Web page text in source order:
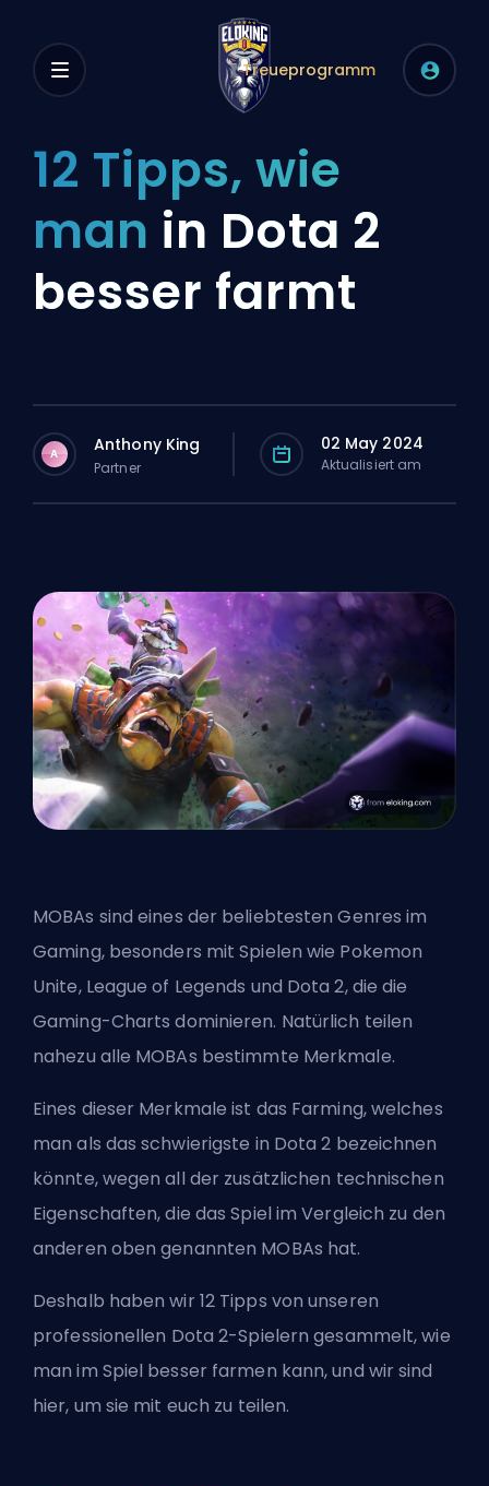
Treueprogramm
12 Tipps, wie
man in Dota 2
besser farmt
A Anthony King
Partner
02 May 2024
Aktualisiert am
MOBAs sind eines der beliebtesten Genres im
Gaming, besonders mit Spielen wie Pokemon
Unite, League of Legends und Dota 2, die die
Gaming-Charts dominieren. Natürlich teilen
nahezu alle MOBAs bestimmte Merkmale.
Eines dieser Merkmale ist das Farming, welches
man als das schwierigste in Dota 2 bezeichnen
könnte, wegen all der zusätzlichen technischen
Eigenschaften, die das Spiel im Vergleich zu den
anderen oben genannten MOBAs hat.
Deshalb haben wir 12 Tipps von unseren
professionellen Dota 2-Spielern gesammelt, wie
man im Spiel besser farmen kann, und wir sind
hier, um sie mit euch zu teilen.